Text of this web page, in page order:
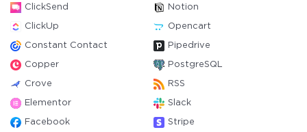
ClickSend Notion
ClickUp Opencart
Constant Contact Pipedrive
Copper PostgreSQL
Crove RSS
Elementor Slack
Facebook Stripe